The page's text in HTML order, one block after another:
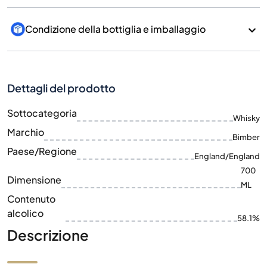
Condizione della bottiglia e imballaggio
Dettagli del prodotto
Sottocategoria Whisky
Marchio Bimber
Paese/Regione England/England
Dimensione
700
ML
Contenuto
alcolico
58.1%
Descrizione